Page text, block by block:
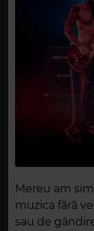
Mereu am
muzica fără
sau de